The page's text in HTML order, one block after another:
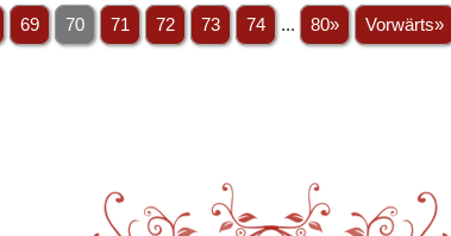
69 70 71 72 73 74 ... 80» Vorwärts»